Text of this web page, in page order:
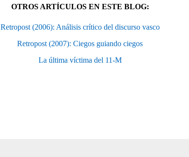
OTROS ARTÍCULOS EN ESTE BLOG:
Retropost (2006): Análisis crítico del discurso vasco
Retropost (2007): Ciegos guiando ciegos
La última víctima del 11-M